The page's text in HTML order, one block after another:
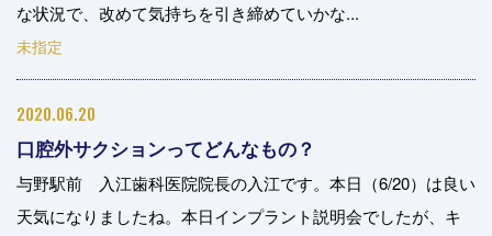
な状況で、改めて気持ちを引き締めていかな...
未指定
2020.06.20
口腔外サクションってどんなもの？
与野駅前 入江歯科医院院長の入江です。本日（6/20）は良い
天気になりましたね。本日インプラント説明会でしたが、キ